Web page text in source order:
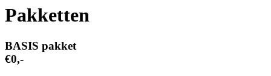
Pakketten
BASIS pakket
€0,-